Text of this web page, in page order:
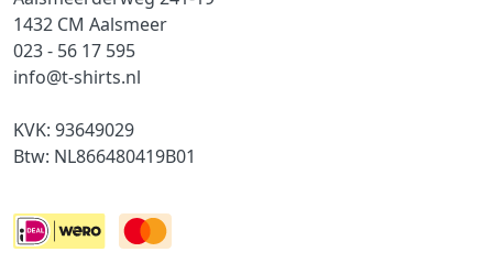
1432 CM Aalsmeer
023 - 56 17 595
info@t-shirts.nl
KVK: 93649029
Btw: NL866480419B01